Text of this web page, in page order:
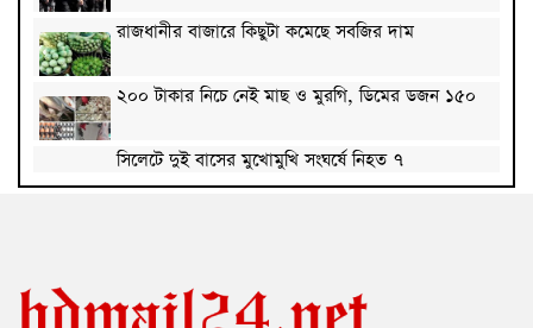
রাজধানীর বাজারে কিছুটা কমেছে সবজির দাম
২০০ টাকার নিচে নেই মাছ ও মুরগি, ডিমের ডজন ১৫০
সিলেটে দুই বাসের মুখোমুখি সংঘর্ষে নিহত ৭
বগুড়ায় বাসচাপায় নিহত ৬